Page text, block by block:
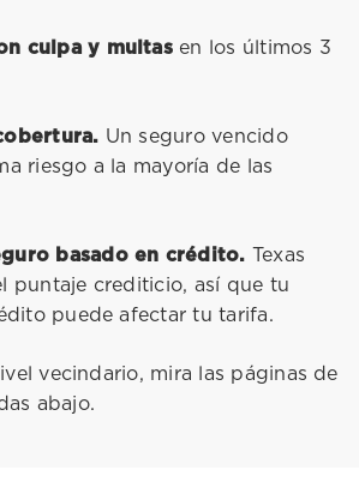
culpa y multasen los últimos 3
Un seguro vencido
riesgo a la mayoría de las
basado en crédito. Texas
puntaje crediticio, así que tu
puede afectar tu tarifa.
vecindario, mira las páginas de
abajo.